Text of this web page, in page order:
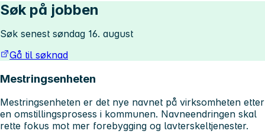
Søk på jobben
Søk senest søndag 16. august
Gå til søknad
Mestringsenheten
Mestringsenheten er det nye navnet på virksomheten etter
en omstillingsprosess i kommunen. Navneendringen skal
rette fokus mot mer forebygging og lavterskeltjenester.